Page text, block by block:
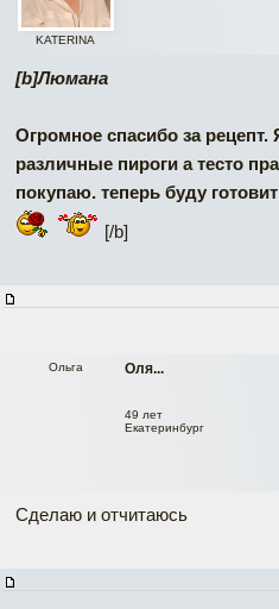
KATERINA
[b]Люмана
Огромное спасибо за
различные пироги а тесто
покупаю. теперь буду
[/b]
Оля...
Ольга
49 лет
Екатеринбург
Сделаю и отчитаюсь